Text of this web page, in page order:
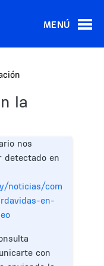
MENÚ
la
nos
detectado en
noticias/com
en-
con